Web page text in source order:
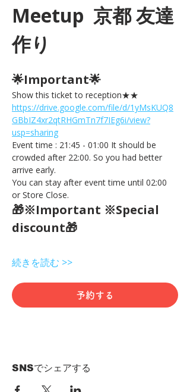
Meetup  京都 友達
作り
🌟Important🌟
Show this ticket to reception★★
https://drive.google.com/file/d/1yMsKUQ8
GBbIZ4xr2qtRHGmTn7f7IEg6i/view?
usp=sharing
Event time : 21:45 - 01:00 It should be
crowded after 22:00. So you had better
arrive early.
You can stay after event time until 02:00
or Store Close.
🎁※Important ※Special
discount🎁
続きを読む >>
予約する
SNSでシェアする